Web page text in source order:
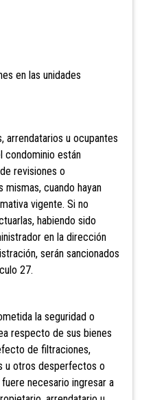
en las unidades
u ocupantes
condominio están
revisiones o
cuando hayan
vigente. Si no
habiendo sido
en la dirección
serán sancionados
27.
la seguridad o
respecto de sus bienes
de filtraciones,
u otros desperfectos o
necesario ingresar a